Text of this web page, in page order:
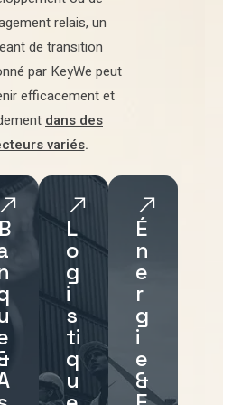
relais, un
de transition
par KeyWe peut
efficacement et
dans des
variés.
L
o
g
i
s
ti
q
u
É
n
e
r
g
i
e
&